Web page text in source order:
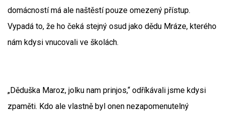
domácností má ale naštěstí pouze omezený přístup.
Vypadá to, že ho čeká stejný osud jako dědu Mráze, kterého
nám kdysi vnucovali ve školách.
„Děduška Maroz, jolku nam prinjos,“ odříkávali jsme kdysi
zpaměti. Kdo ale vlastně byl onen nezapomenutelný